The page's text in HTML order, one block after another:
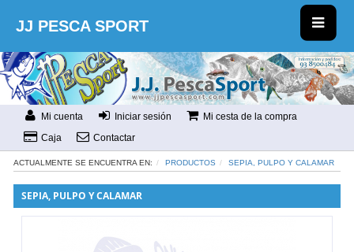
JJ PESCA SPORT
Mi cuenta Iniciar sesión
Mi cesta de la compra
Caja
Contactar
ACTUALMENTE SE ENCUENTRA EN: PRODUCTOS SEPIA, PULPO Y CALAMAR
SEPIA, PULPO Y CALAMAR